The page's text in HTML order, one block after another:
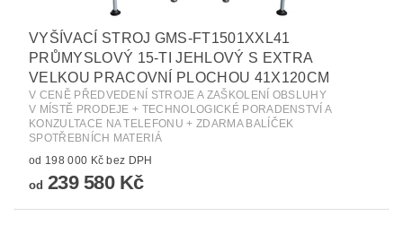
VYŠÍVACÍ STROJ GMS-FT1501XXL41
PRŮMYSLOVÝ 15-TI JEHLOVÝ S EXTRA
VELKOU PRACOVNÍ PLOCHOU 41X120CM
V CENĚ PŘEDVEDENÍ STROJE A ZAŠKOLENÍ OBSLUHY
V MÍSTĚ PRODEJE + TECHNOLOGICKÉ PORADENSTVÍ A
KONZULTACE NA TELEFONU + ZDARMA BALÍČEK
SPOTŘEBNÍCH MATERIÁ
od 198 000 Kč bez DPH
od 239 580 Kč